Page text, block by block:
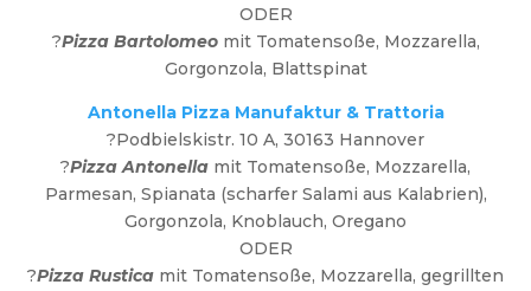
ODER
?Pizza Bartolomeomit Tomatensoße, Mozzarella,
Gorgonzola, Blattspinat
Antonella Pizza Manufaktur & Trattoria
?Podbielskistr. 10 A, 30163 Hannover
?Pizza Antonella mit Tomatensoße, Mozzarella,
Parmesan, Spianata (scharfer Salami aus Kalabrien),
Gorgonzola, Knoblauch, Oregano
ODER
?Pizza Rustica mit Tomatensoße, Mozzarella, gegrillten